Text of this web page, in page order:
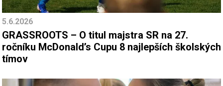
5.6.2026
GRASSROOTS – O titul majstra SR na 27.
ročníku McDonald’s Cupu 8 najlepších školských
tímov